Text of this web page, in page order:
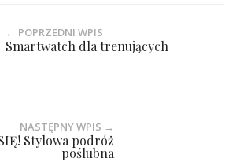
← POPRZEDNI WPIS
Smartwatch dla trenujących
NASTĘPNY WPIS →
Stylowa podróż
poślubna